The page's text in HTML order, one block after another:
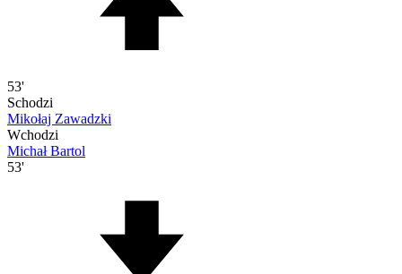
53'
Schodzi
Mikołaj Zawadzki
Wchodzi
Michał Bartol
53'